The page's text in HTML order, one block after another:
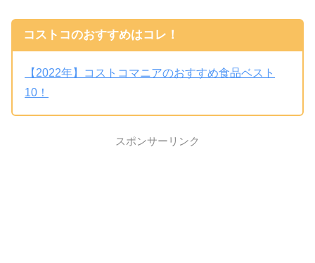
コストコのおすすめはコレ！
【2022年】コストコマニアのおすすめ食品ベスト
10！
スポンサーリンク